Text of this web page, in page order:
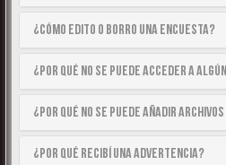
¿Cómo edito o borro una encuesta?
¿Por qué no se puede acceder a
¿Por qué no se puede añadir
¿Por qué recibí una advertencia?